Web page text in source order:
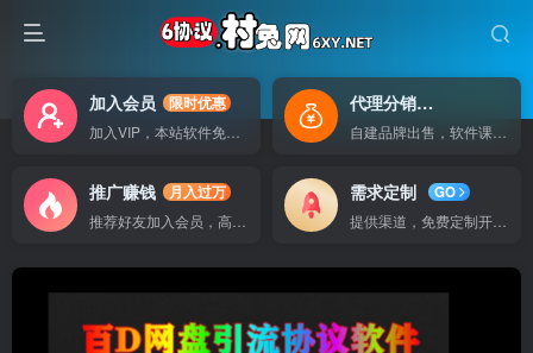
加入会员
限时优惠
代理分销自己做老板
推广赚钱
月入过万
需求定制
GO